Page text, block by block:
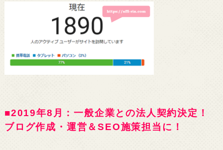
■2019年8月：一般企業との法人契約決定！
ブログ作成・運営＆SEO施策担当に！